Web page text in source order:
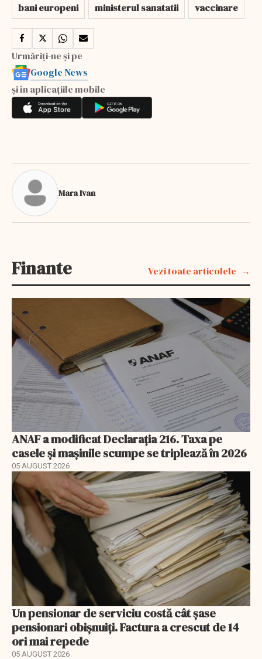
bani europeni ministerul sanatatii vaccinare
Urmăriți-ne și pe
Google News
și în aplicațiile mobile
Mara Ivan
Finante Vezi toate articolele
ANAF a modificat Declarația 216. Taxa pe
casele și mașinile scumpe se triplează în 2026
05 AUGUST 2026
Un pensionar de serviciu costă cât șase
pensionari obișnuiți. Factura a crescut de 14
ori mai repede
05 AUGUST 2026